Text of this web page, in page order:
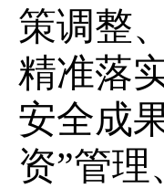
策调整
精准落
安全成
资”管